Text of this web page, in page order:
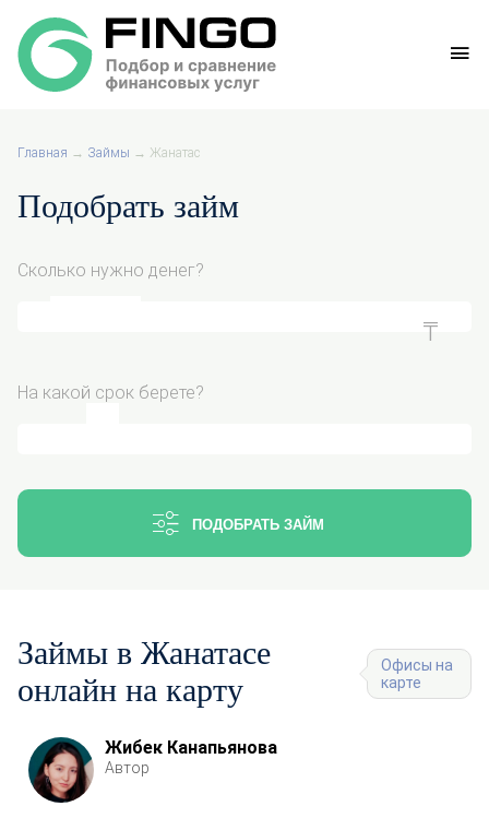
Главная → Займы → Жанатас
Подобрать займ
Сколько нужно денег?
На какой срок берете?
ПОДОБРАТЬ ЗАЙМ
Займы в Жанатасе
онлайн на карту
Офисы на
карте
Жибек Канапьянова
Автор